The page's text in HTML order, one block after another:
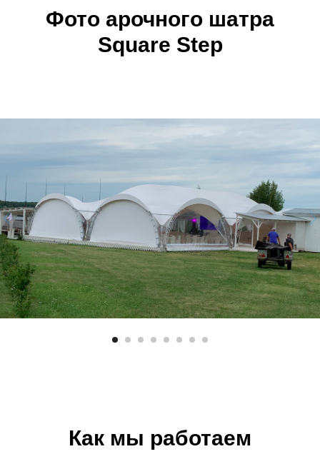
Фото арочного шатра
Square Step
Как мы работаем